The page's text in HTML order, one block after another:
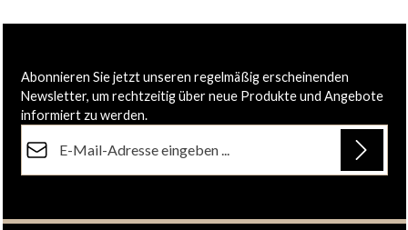
Abonnieren Sie jetzt unseren regelmäßig erscheinenden
Newsletter, um rechtzeitig über neue Produkte und Angebote
informiert zu werden.
Ich habe dieDatenschutzbestimmungenzur Kenntnis